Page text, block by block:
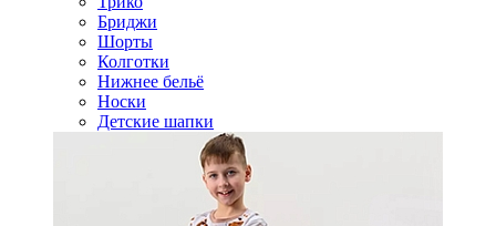
Бриджи
Шорты
Колготки
Нижнее бельё
Носки
Детские шапки